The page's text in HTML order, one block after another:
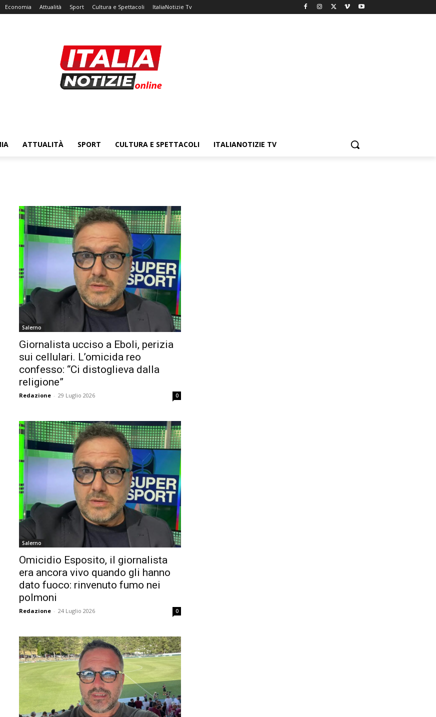
Economia Attualità Sport Cultura e Spettacoli ItaliaNotizie Tv
ATTUALITÀ SPORT CULTURA E SPETTACOLI ITALIANOTIZIE TV
Salerno
Giornalista ucciso a Eboli, perizia
sui cellulari. L’omicida reo
confesso: “Ci distoglieva dalla
religione”
Redazione - 29 Luglio 2026 0
Salerno
Omicidio Esposito, il giornalista
era ancora vivo quando gli hanno
dato fuoco: rinvenuto fumo nei
polmoni
Redazione - 24 Luglio 2026 0